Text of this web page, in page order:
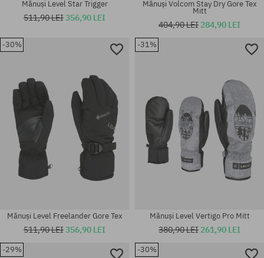
Mănuși Level Star Trigger
511,90 LEI356,90 LEI
Mănuși Volcom Stay Dry Gore Tex
Mitt
404,90 LEI 284,90 LEI
-30%
Mănuși Level Freelander Gore Tex
511,90 LEI356,90 LEI
-31%
Mănuși Level Vertigo Pro Mitt
380,90 LEI 261,90 LEI
-29% -30%